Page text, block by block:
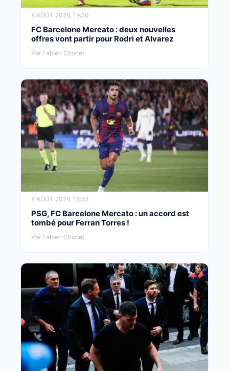
8 AOÛT 2026, 19:20
FC Barcelone Mercato : deux nouvelles
offres vont partir pour Rodri et Alvarez
Par Fabien Chorlet
8 AOÛT 2026, 16:53
PSG, FC Barcelone Mercato : un accord est
tombé pour Ferran Torres !
Par Fabien Chorlet